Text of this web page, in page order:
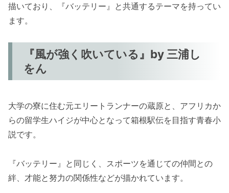
描いており、『バッテリー』と共通するテーマを持ってい
ます。
『風が強く吹いている』by 三浦し
をん
大学の寮に住む元エリートランナーの蔵原と、アフリカか
らの留学生ハイジが中心となって箱根駅伝を目指す青春小
説です。
『バッテリー』と同じく、スポーツを通じての仲間との
絆、才能と努力の関係性などが描かれています。